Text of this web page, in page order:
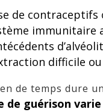
de contraceptifs
immunitaire
difficile
de temps dure
de guérison